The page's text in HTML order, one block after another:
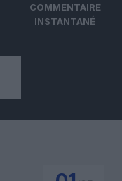
COMMENTAIRE
INSTANTANÉ